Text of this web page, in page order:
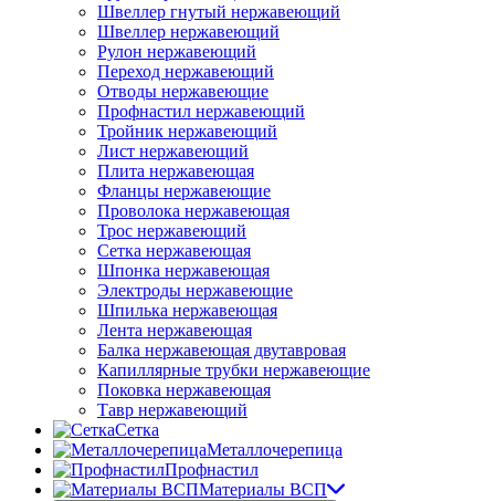
Швеллер гнутый нержавеющий
Швеллер нержавеющий
Рулон нержавеющий
Переход нержавеющий
Отводы нержавеющие
Профнастил нержавеющий
Тройник нержавеющий
Лист нержавеющий
Плита нержавеющая
Фланцы нержавеющие
Проволока нержавеющая
Трос нержавеющий
Сетка нержавеющая
Шпонка нержавеющая
Электроды нержавеющие
Шпилька нержавеющая
Лента нержавеющая
Балка нержавеющая двутавровая
Капиллярные трубки нержавеющие
Поковка нержавеющая
Тавр нержавеющий
Сетка
Металлочерепица
Профнастил
Материалы ВСП